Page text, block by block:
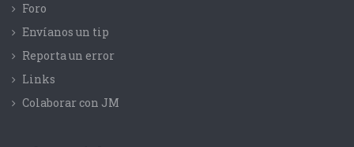
Foro
Envíanos un tip
Reporta un error
Links
Colaborar con JM